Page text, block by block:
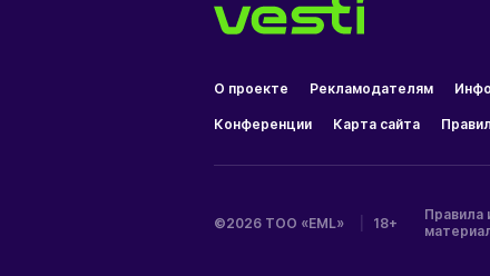
О проекте Рекламодателям
Конференции Карта сайта
©2026 ТОО «EML» 18+
Правила